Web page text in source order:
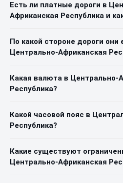
Есть ли платные дороги в
Африканская Республика и
По какой стороне дороги они
Центрально-Африканская
Какая валюта в Центрально-
Республика?
Какой часовой пояс в
Республика?
Какие существуют
Центрально-Африканская